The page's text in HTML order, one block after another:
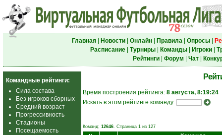
Главная| Новости| Онлайн| Правила| Опросы|
Расписание| Турниры| Команды| Игроки|
Рейтинги| Форум Чат|
Командные рейтинги:
Сила состава
Без игроков сборных
Средний возраст
Прогрессивность
Стадионы
Посещаемость
Время построения рейтинга: 8 августа, 8:19:24
Искать в этом рейтинге команду:
Команд: 12646. Страница 1 из 127